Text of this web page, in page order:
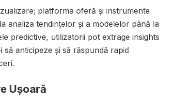
platforma oferă și instrumente
analiza tendințelor și a modelelor până la
predictive, utilizatorii pot extrage insights
anticipeze și să răspundă rapid
Ușoară